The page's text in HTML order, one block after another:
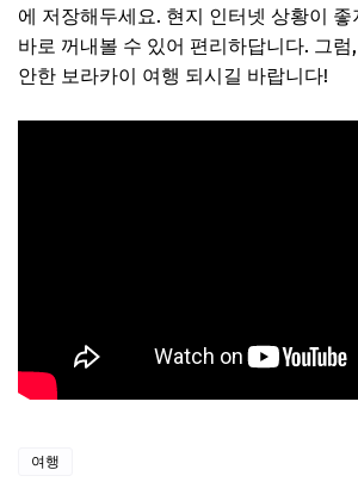
에 저장해두세요. 현지 인터넷 상황이
바로 꺼내볼 수 있어 편리하답니다. 그럼
안한 보라카이 여행 되시길 바랍니다!
여행